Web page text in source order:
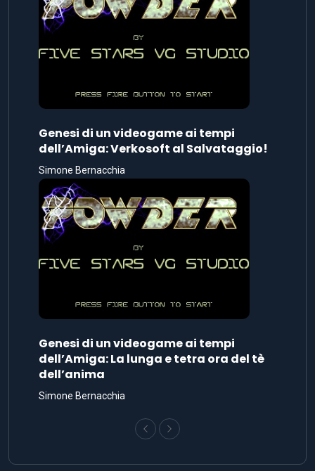
Genesi di un videogame ai tempi
dell’Amiga: Verkosoft al Salvataggio!
Simone Bernacchia
Genesi di un videogame ai tempi
dell’Amiga: La lunga e tetra ora del tè
dell’anima
Simone Bernacchia